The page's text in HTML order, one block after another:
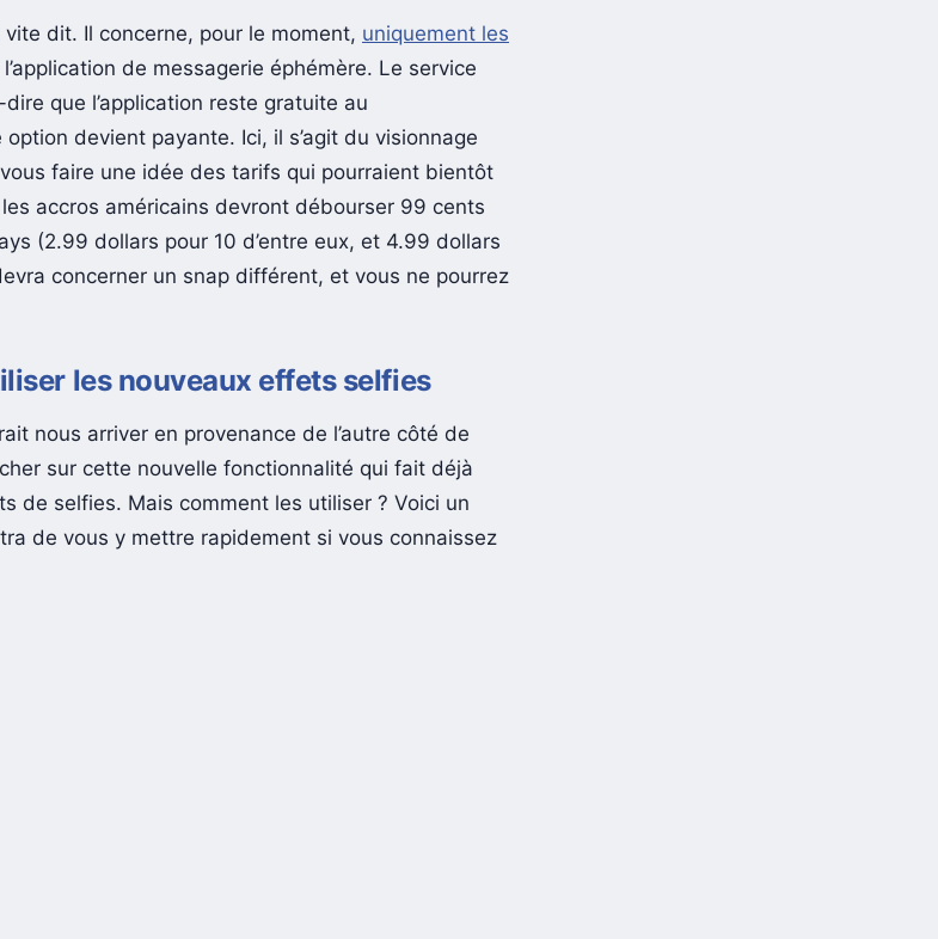
vite dit. Il concerne, pour le moment, uniquement les
de messagerie éphémère. Le service
que l’application reste gratuite au
devient payante. Ici, il s’agit du visionnage
faire une idée des tarifs qui pourraient bientôt
accros américains devront débourser 99 cents
(2.99 dollars pour 10 d’entre eux, et 4.99 dollars
concerner un snap différent, et vous ne pourrez
les nouveaux effets selfies
nous arriver en provenance de l’autre côté de
sur cette nouvelle fonctionnalité qui fait déjà
de selfies. Mais comment les utiliser ? Voici un
de vous y mettre rapidement si vous connaissez